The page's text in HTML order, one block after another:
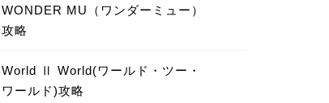
WONDER MU（ワンダーミュー）
攻略
World Ⅱ World(ワールド・ツー・
ワールド)攻略